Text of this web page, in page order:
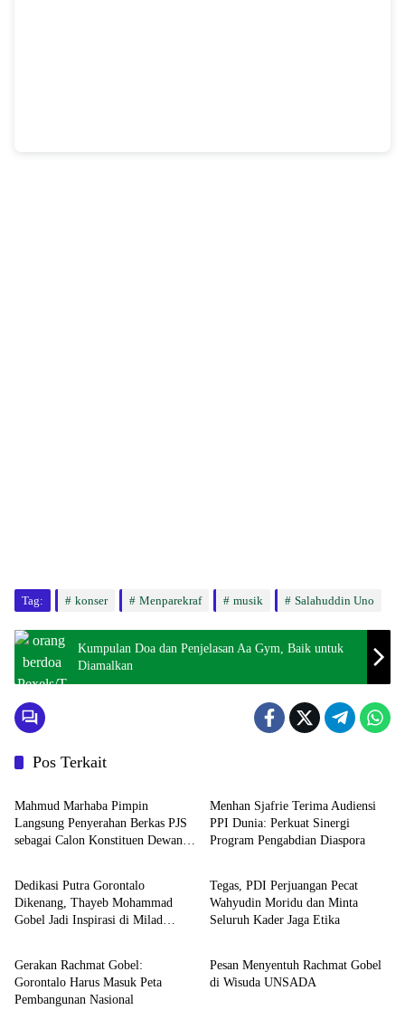
Tag: konser Menparekraf musik Salahuddin Uno
Kumpulan Doa dan Penjelasan Aa Gym, Baik untuk
Diamalkan
Pos Terkait
NASIONAL
Mahmud Marhaba Pimpin
Langsung Penyerahan Berkas PJS
sebagai Calon Konstituen Dewan
Menhan Sjafrie Terima Audiensi
PPI Dunia: Perkuat Sinergi
Program Pengabdian Diaspora
NASIONAL
Dedikasi Putra Gorontalo
Dikenang, Thayeb Mohammad
Gobel Jadi Inspirasi di Milad
NASIONAL
Tegas, PDI Perjuangan Pecat
Wahyudin Moridu dan Minta
Seluruh Kader Jaga Etika
NASIONAL
Gerakan Rachmat Gobel:
Gorontalo Harus Masuk Peta
Pembangunan Nasional
NASIONAL
Pesan Menyentuh Rachmat Gobel
di Wisuda UNSADA